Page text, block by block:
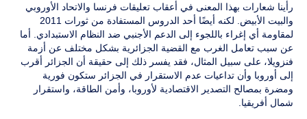
رأينا شعارات بهذا المعنى في أعقاب تعليقات فرنسا والاتحاد الأوروبي
والبيت الأبيض. لكنه أيضًا أحد الدروس المستفادة من ثورات 2011
لمقاومة أي إغراء باللجوء إلى الدعم الأجنبي ضد النظام الاستبدادي. أما
عن سبب تعامل الغرب مع القضية الجزائرية بشكل مختلف عن أزمة
فنزويلا، على سبيل المثال، فقد يفسر ذلك إلى حقيقة أن الجزائر أقرب
إلى أوروبا وأن تداعيات عدم الاستقرار في الجزائر ستكون فورية
ومضرة بمصالح التصدير الاقتصادية لأوروبا، وأمن الطاقة، واستقرار
شمال أفريقيا.